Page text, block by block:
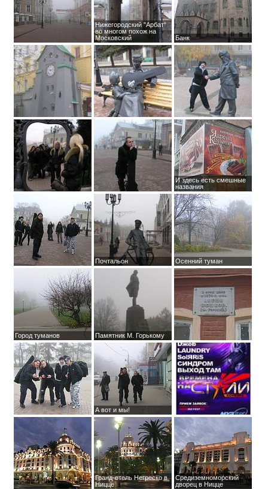
Нижегородский "Арбат"
во многом похож на
Московский
Банк
И здесь есть смешные
названия
Почтальон Осенний туман
Город туманов Памятник М. Горькому
А вот и мы!
Гранд-отель Негреско в
Ницце
Средиземноморский
дворец в Ницце